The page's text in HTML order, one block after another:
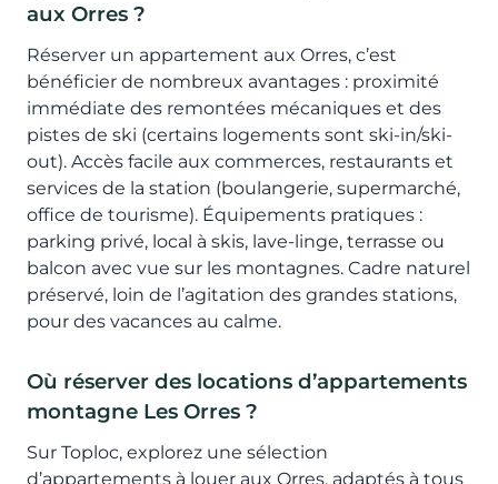
aux Orres ?
Réserver un appartement aux Orres, c’est
bénéficier de nombreux avantages : proximité
immédiate des remontées mécaniques et des
pistes de ski (certains logements sont ski-in/ski-
out). Accès facile aux commerces, restaurants et
services de la station (boulangerie, supermarché,
office de tourisme). Équipements pratiques :
parking privé, local à skis, lave-linge, terrasse ou
balcon avec vue sur les montagnes. Cadre naturel
préservé, loin de l’agitation des grandes stations,
pour des vacances au calme.
Où réserver des locations d’appartements
montagne Les Orres ?
Sur Toploc, explorez une sélection
d’appartements à louer aux Orres, adaptés à tous